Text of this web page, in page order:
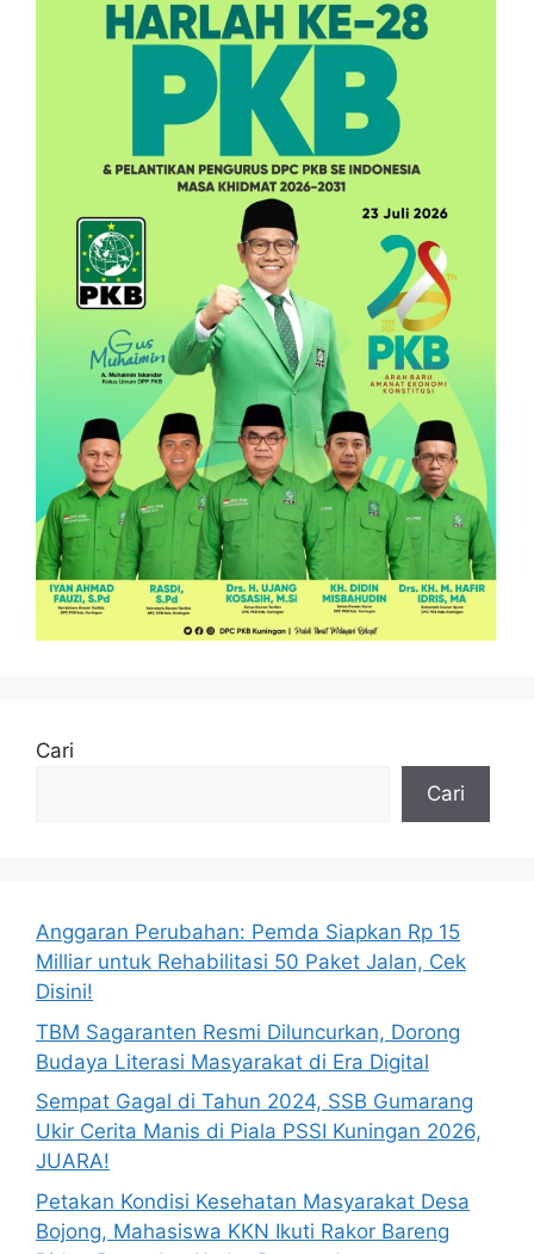
Cari
Cari
Anggaran Perubahan: Pemda Siapkan Rp 15
Milliar untuk Rehabilitasi 50 Paket Jalan, Cek
Disini!
TBM Sagaranten Resmi Diluncurkan, Dorong
Budaya Literasi Masyarakat di Era Digital
Sempat Gagal di Tahun 2024, SSB Gumarang
Ukir Cerita Manis di Piala PSSI Kuningan 2026,
JUARA!
Petakan Kondisi Kesehatan Masyarakat Desa
Bojong, Mahasiswa KKN Ikuti Rakor Bareng